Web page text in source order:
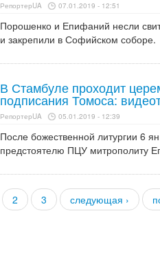
РепортерUA 07.01.2019 - 12:51
Порошенко и Епифаний несли
и закрепили в Софийском соборе.
В Стамбуле проходит
подписания Томоса:
РепортерUA 05.01.2019 - 12:39
После божественной литургии 6
предстоятелю ПЦУ митрополиту
2 3 следующая ›